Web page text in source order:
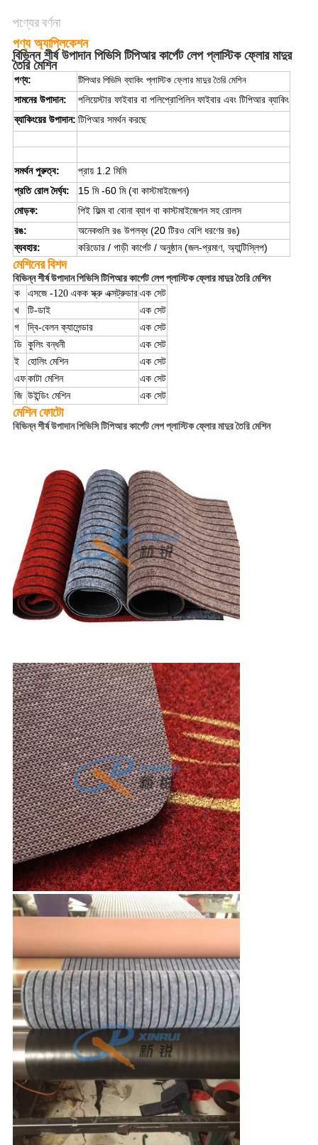
গোপনীয়তা
নীতি
পণ্যের বর্ণনা
পণ্য অ্যাপ্লিকেশন
বিভিন্ন শীর্ষ উপাদান পিভিসি টিপিআর কার্পেট লেপ প্লাস্টিক ফ্লোর মাদুর
তৈরি মেশিন
পণ্য: টিপিআর পিভিসি ব্যাকিং প্লাস্টিক ফ্লোর মাদুর তৈরি মেশিন
সামনের উপাদান:
পলিয়েস্টার ফাইবার বা পলিপ্রোপিলিন ফাইবার এবং টিপিআর ব্যাকিং
ব্যাকিংয়ের উপাদান: টিপিআর সমর্থন করছে
সমর্থন পুরুত্ব:
প্রায় 1.2 মিমি
প্রতি রোল দৈর্ঘ্য:
15 মি -60 মি (বা কাস্টমাইজেশন)
মোড়ক:
পিই ফিল্ম বা বোনা ব্যাগ বা কাস্টমাইজেশন সহ রোলস
রঙ:
অনেকগুলি রঙ উপলব্ধ (20 টিরও বেশি ধরণের রঙ)
ব্যবহার:
করিডোর / গাড়ী কার্পেট / অনুষ্ঠান (জল-প্রমাণ, অ্যান্টিস্লিপ)
মেশিনের বিশদ
বিভিন্ন শীর্ষ উপাদান পিভিসি টিপিআর কার্পেট লেপ প্লাস্টিক ফ্লোর মাদুর তৈরি মেশিন
ক এসজে -120 একক স্ক্রু এক্সট্রুডার এক সেট
খ
টি-ডাই
এক সেট
গ
দ্বি-বেলন ক্যালেন্ডার
এক সেট
ডি কুলিং বন্ধনী
এক সেট
ই
হোলিং মেশিন
এক সেট
এফ কাটা মেশিন
এক সেট
জি উইন্ডিং মেশিন এক সেট
মেশিন ফোটো
বিভিন্ন শীর্ষ উপাদান পিভিসি টিপিআর কার্পেট লেপ প্লাস্টিক ফ্লোর মাদুর তৈরি মেশিন